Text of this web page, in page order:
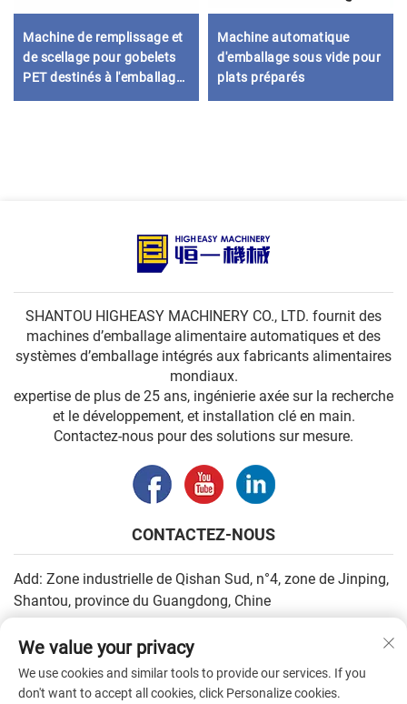
Machine de remplissage et
de scellage pour gobelets
PET destinés à l'emballage
Machine automatique
d'emballage sous vide pour
plats préparés
SHANTOU HIGHEASY MACHINERY CO., LTD. fournit des
machines d’emballage alimentaire automatiques et des
systèmes d’emballage intégrés aux fabricants alimentaires
mondiaux.
expertise de plus de 25 ans, ingénierie axée sur la recherche
et le développement, et installation clé en main.
Contactez-nous pour des solutions sur mesure.
CONTACTEZ-NOUS
Add: Zone industrielle de Qishan Sud, n°4, zone de Jinping,
Shantou, province du Guangdong, Chine
+86-13502930779
We value your privacy
We use cookies and similar tools to provide our services. If you
don't want to accept all cookies, click Personalize cookies.